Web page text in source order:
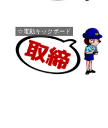
☆電動キックボード